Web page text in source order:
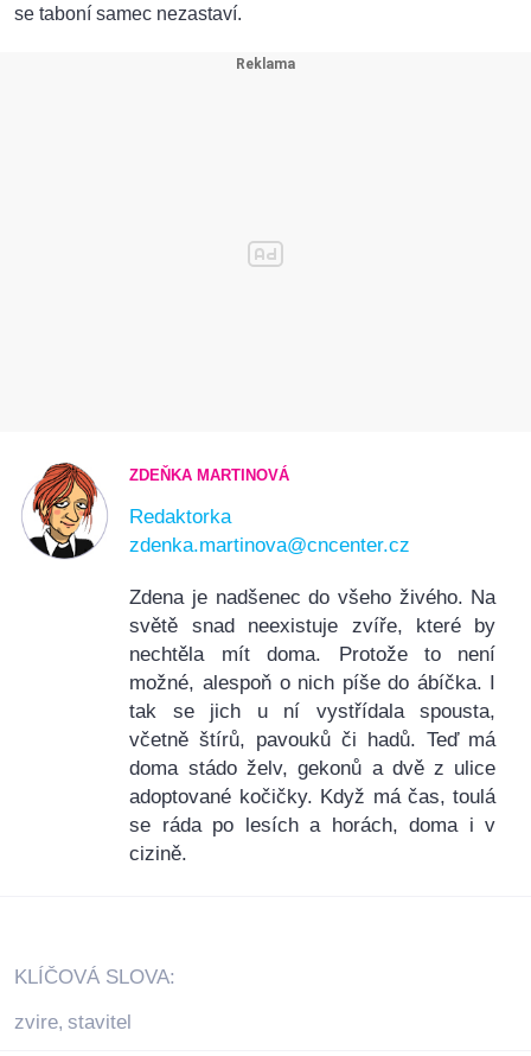
se taboní samec nezastaví.
ZDEŇKA MARTINOVÁ
Redaktorka
zdenka.martinova@cncenter.cz
Zdena je nadšenec do všeho živého. Na
světě snad neexistuje zvíře, které by
nechtěla mít doma. Protože to není
možné, alespoň o nich píše do ábíčka. I
tak se jich u ní vystřídala spousta,
včetně štírů, pavouků či hadů. Teď má
doma stádo želv, gekonů a dvě z ulice
adoptované kočičky. Když má čas, toulá
se ráda po lesích a horách, doma i v
cizině.
KLÍČOVÁ SLOVA:
zvire, stavitel